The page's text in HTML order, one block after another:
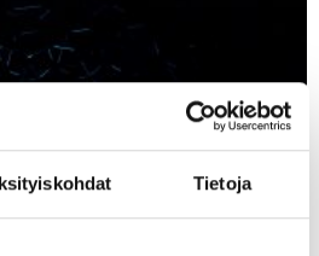
Tietoja